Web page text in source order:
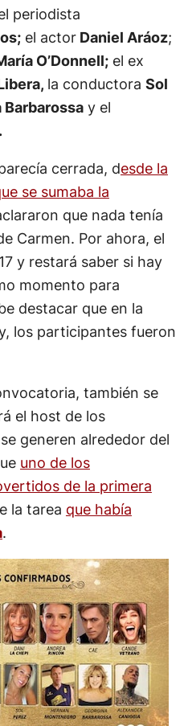
periodista
el actorDaniel Aráoz;
O’Donnell;el ex
la conductora Sol
Barbarossay el
cerrada, desde la
se sumaba la
que nada tenía
Carmen. Por ahora, el
y restará saber si hay
momento para
destacar que en la
los participantes fueron
también se
el host de los
generen alrededor del
uno de los
de la primera
la tarea que había
.